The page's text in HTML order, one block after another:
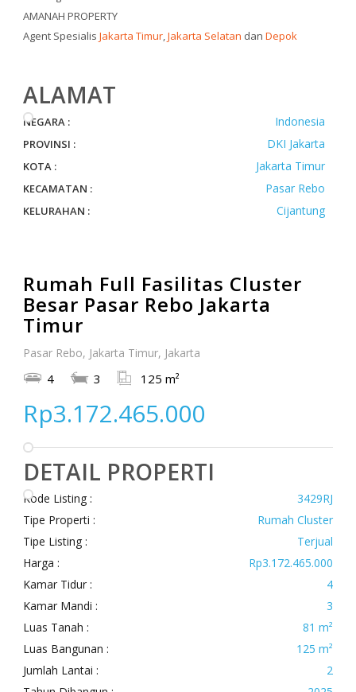
AMANAH PROPERTY
Agent Spesialis Jakarta Timur,Jakarta Selatan dan Depok
ALAMAT
NEGARA : Indonesia
PROVINSI : DKI Jakarta
KOTA : Jakarta Timur
KECAMATAN : Pasar Rebo
KELURAHAN : Cijantung
Rumah Full Fasilitas Cluster
Besar Pasar Rebo Jakarta
Timur
Pasar Rebo, Jakarta Timur, Jakarta
4 3 125 m²
Rp3.172.465.000
DETAIL PROPERTI
Kode Listing :
3429RJ
Tipe Properti :
Rumah Cluster
Tipe Listing :
Terjual
Harga :
Rp3.172.465.000
Kamar Tidur :
4
Kamar Mandi :
3
Luas Tanah :
81 m²
Luas Bangunan :
125 m²
Jumlah Lantai :
2